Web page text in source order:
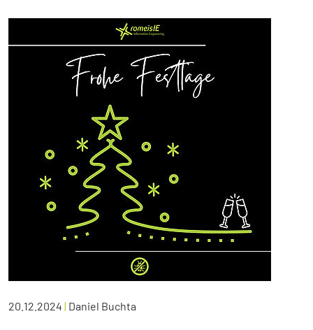
20.12.2024 | Daniel Buchta